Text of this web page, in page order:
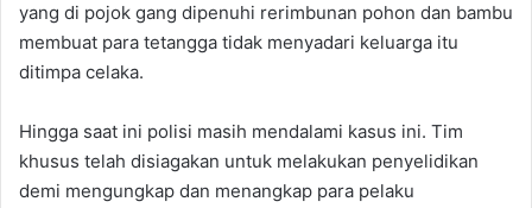
yang di pojok gang dipenuhi rerimbunan pohon dan bambu
membuat para tetangga tidak menyadari keluarga itu
ditimpa celaka.
Hingga saat ini polisi masih mendalami kasus ini. Tim
khusus telah disiagakan untuk melakukan penyelidikan
demi mengungkap dan menangkap para pelaku